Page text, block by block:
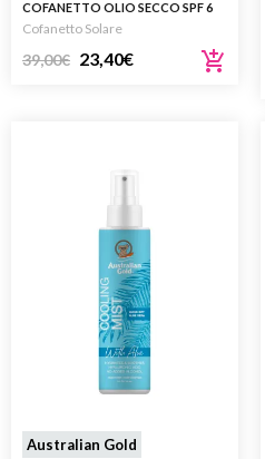
COFANETTO OLIO SECCO SPF 6
Cofanetto Solare
39,00€ 23,40€
Australian Gold